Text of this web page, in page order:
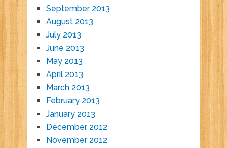
September 2013
August 2013
July 2013
June 2013
May 2013
April 2013
March 2013
February 2013
January 2013
December 2012
November 2012